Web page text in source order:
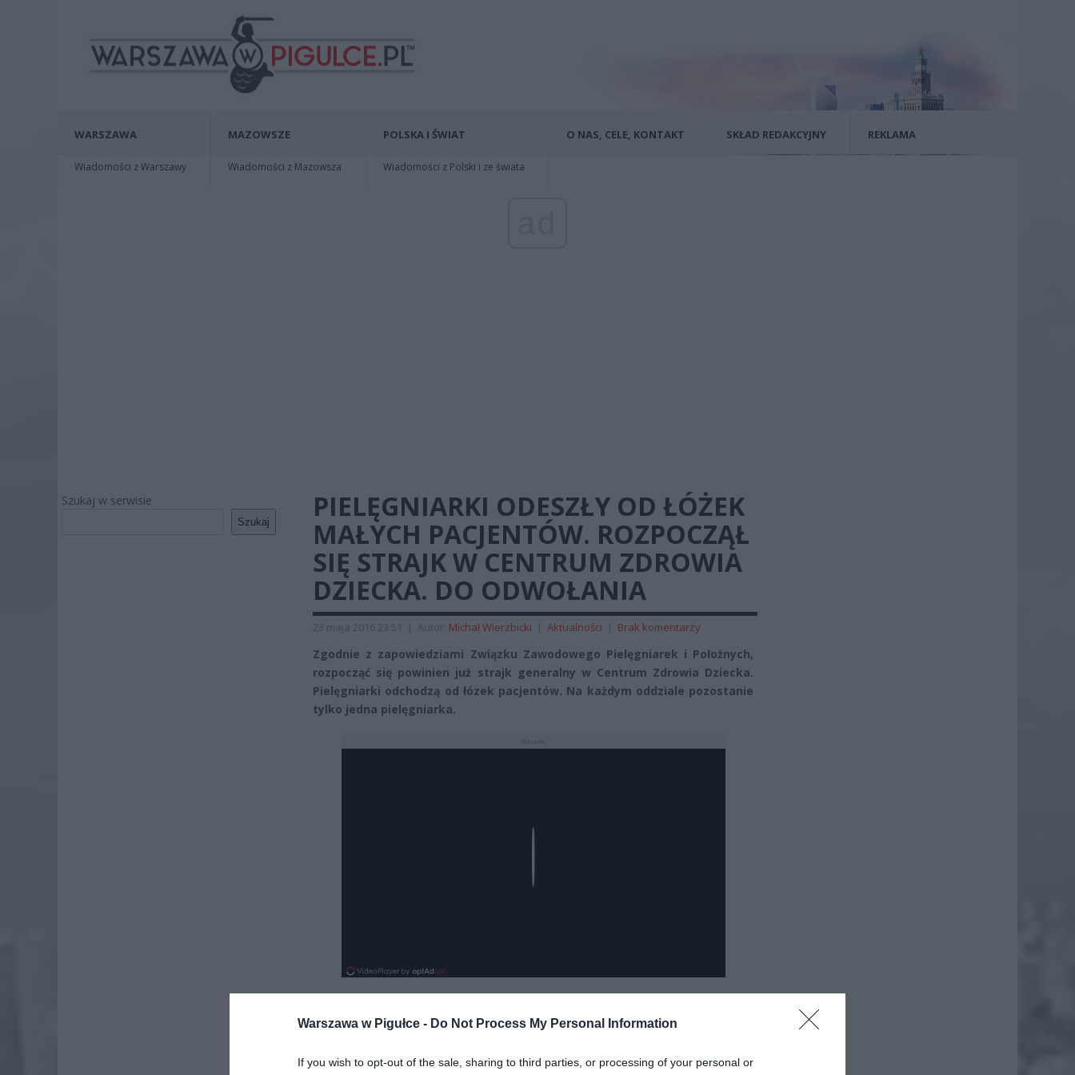
Warszawa w Pigułce - Do Not Process My Personal Information
If you wish to opt-out of the sale, sharing to third parties, or processing of your personal or
WARSZAWA
Wiadomości z Warszawy
MAZOWSZE
Wiadomości z Mazowsza
POLSKA I ŚWIAT
Wiadomości z Polski i ze świata
O NAS, CELE, KONTAKT SKŁAD REDAKCYJNY REKLAMA
Szukaj w serwisie
Szukaj
PIELĘGNIARKI ODESZŁY OD ŁÓŻEK
MAŁYCH PACJENTÓW. ROZPOCZĄŁ
SIĘ STRAJK W CENTRUM ZDROWIA
DZIECKA. DO ODWOŁANIA
23 maja 2016 23:51 | Autor: Michał Wierzbicki | Aktualności | Brak komentarzy
Zgodnie z zapowiedziami Związku Zawodowego Pielęgniarek i Położnych,
rozpocząć się powinien już strajk generalny w Centrum Zdrowia Dziecka.
Pielęgniarki odchodzą od łózek pacjentów. Na każdym oddziale pozostanie
tylko jedna pielęgniarka.